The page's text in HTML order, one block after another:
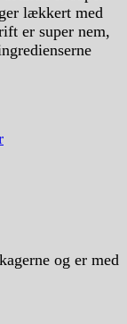
lækkert med
er super nem,
og er med